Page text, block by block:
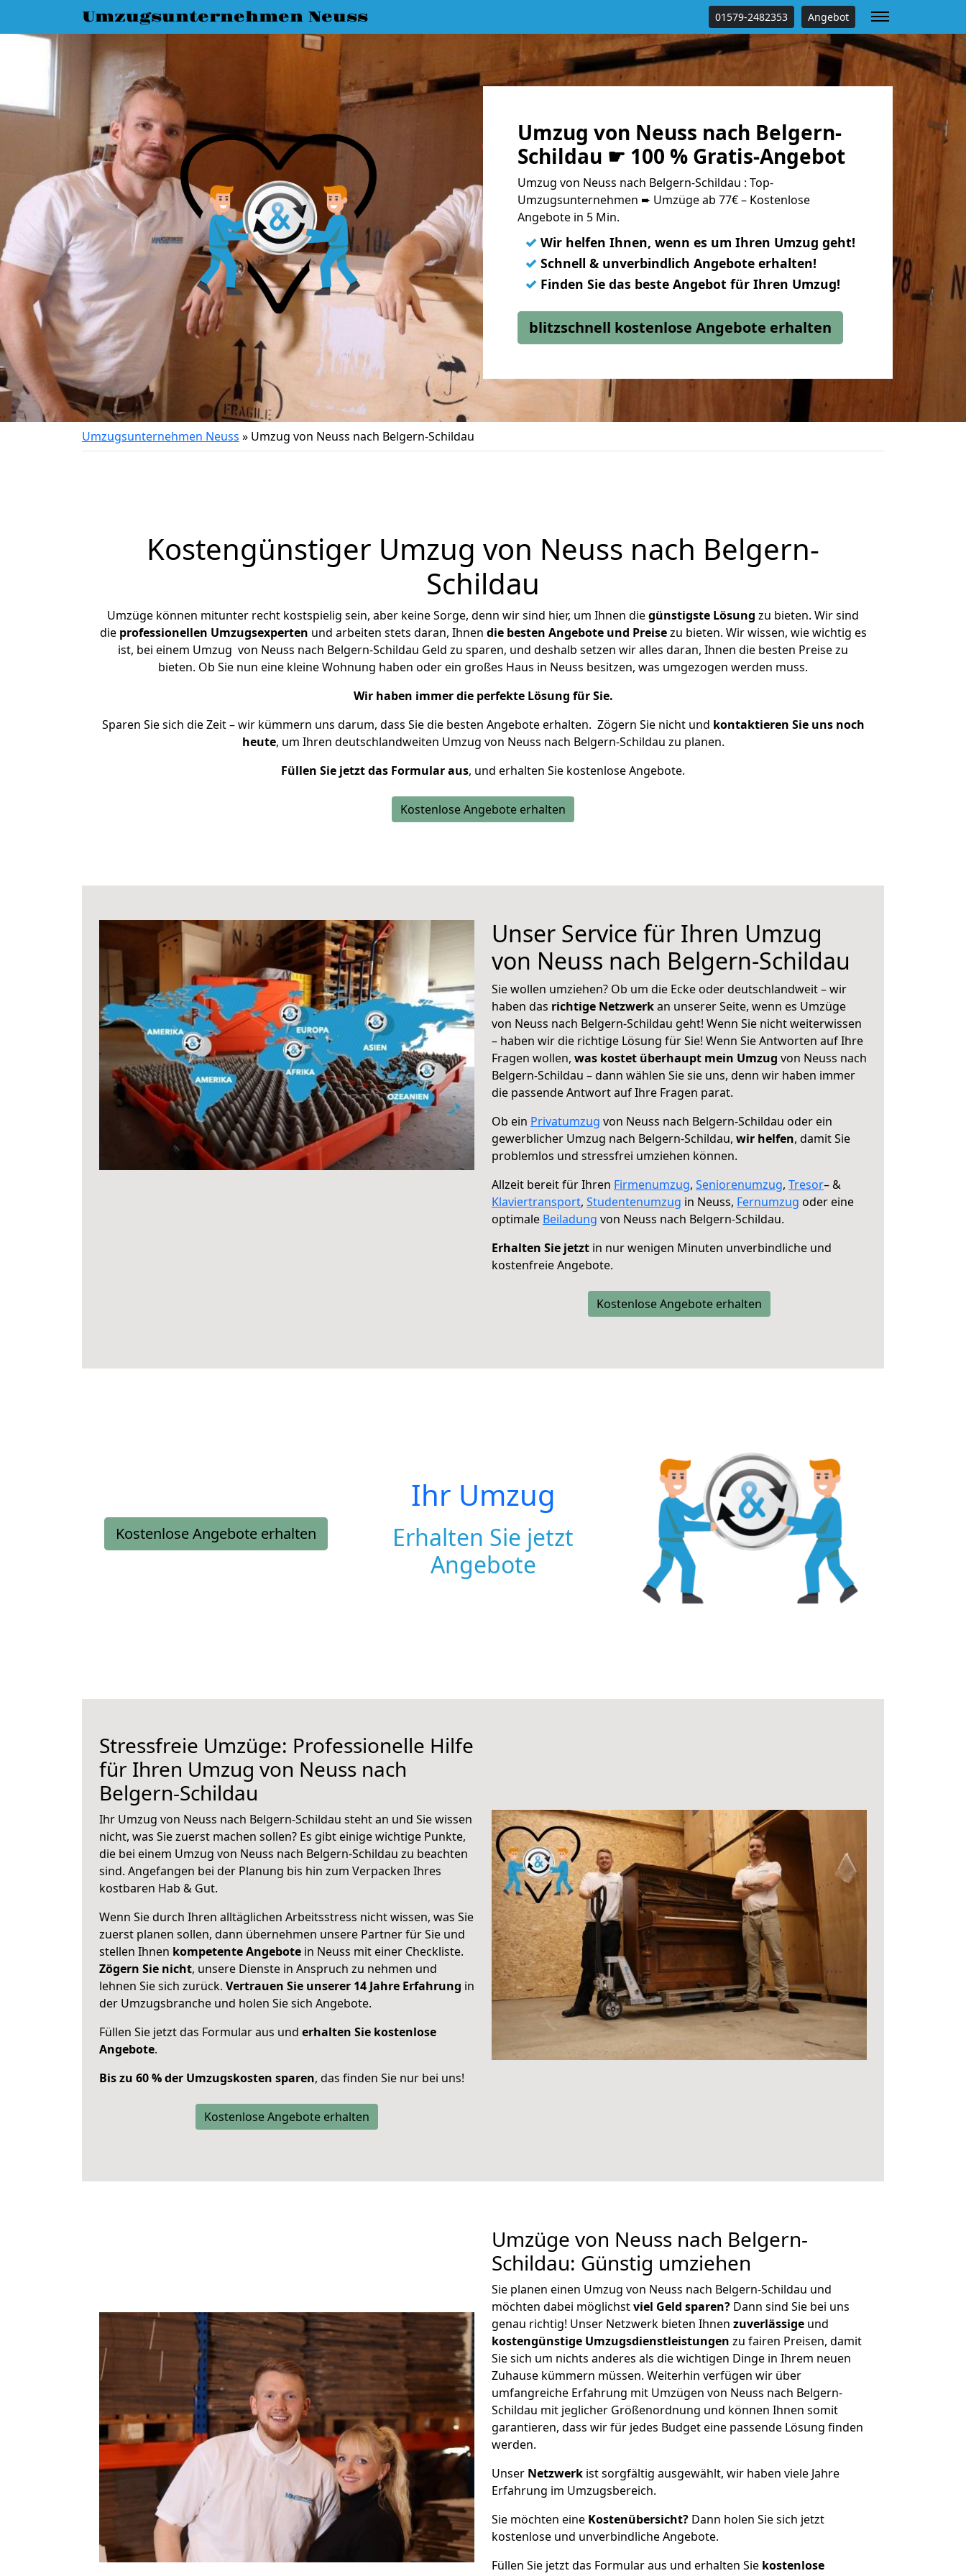
Umzugsunternehmen Neuss 01579-2482353 Angebot
Umzug von Neuss nach Belgern-
Schildau ☛ 100 % Gratis-Angebot
Umzug von Neuss nach Belgern-Schildau : Top-
Umzugsunternehmen ➨ Umzüge ab 77€ – Kostenlose
Angebote in 5 Min.
✓ Wir helfen Ihnen, wenn es um Ihren Umzug geht!
✓ Schnell & unverbindlich Angebote erhalten!
✓ Finden Sie das beste Angebot für Ihren Umzug!
blitzschnell kostenlose Angebote erhalten
Umzugsunternehmen Neuss » Umzug von Neuss nach Belgern-Schildau
Kostengünstiger Umzug von Neuss nach Belgern-
Schildau
Umzüge können mitunter recht kostspielig sein, aber keine Sorge, denn wir sind hier, um Ihnen diegünstigste Lösung zu bieten. Wir sind
die professionellen Umzugsexperten und arbeiten stets daran, Ihnen die besten Angebote und Preisezu bieten. Wir wissen, wie wichtig es
ist, bei einem Umzug von Neuss nach Belgern-Schildau Geld zu sparen, und deshalb setzen wir alles daran, Ihnen die besten Preise zu
bieten. Ob Sie nun eine kleine Wohnung haben oder ein großes Haus in Neuss besitzen, was umgezogen werden muss.
Wir haben immer die perfekte Lösung für Sie.
Sparen Sie sich die Zeit – wir kümmern uns darum, dass Sie die besten Angebote erhalten. Zögern Sie nicht und kontaktieren Sie uns noch
heute, um Ihren deutschlandweiten Umzug von Neuss nach Belgern-Schildau zu planen.
Füllen Sie jetzt das Formular aus, und erhalten Sie kostenlose Angebote.
Kostenlose Angebote erhalten
Unser Service für Ihren Umzug
von Neuss nach Belgern-Schildau
Sie wollen umziehen? Ob um die Ecke oder deutschlandweit – wir
haben das richtige Netzwerkan unserer Seite, wenn es Umzüge
von Neuss nach Belgern-Schildau geht! Wenn Sie nicht weiterwissen
– haben wir die richtige Lösung für Sie! Wenn Sie Antworten auf Ihre
Fragen wollen, was kostet überhaupt mein Umzug von Neuss nach
Belgern-Schildau – dann wählen Sie sie uns, denn wir haben immer
die passende Antwort auf Ihre Fragen parat.
Ob ein Privatumzug von Neuss nach Belgern-Schildau oder ein
gewerblicher Umzug nach Belgern-Schildau, wir helfen, damit Sie
problemlos und stressfrei umziehen können.
Allzeit bereit für Ihren Firmenumzug, Seniorenumzug, Tresor– &
Klaviertransport, Studentenumzug in Neuss, Fernumzug oder eine
optimale Beiladung von Neuss nach Belgern-Schildau.
Erhalten Sie jetzt in nur wenigen Minuten unverbindliche und
kostenfreie Angebote.
Kostenlose Angebote erhalten
Kostenlose Angebote erhalten
Ihr Umzug
Erhalten Sie jetzt
Angebote
Stressfreie Umzüge: Professionelle Hilfe
für Ihren Umzug von Neuss nach
Belgern-Schildau
Ihr Umzug von Neuss nach Belgern-Schildau steht an und Sie wissen
nicht, was Sie zuerst machen sollen? Es gibt einige wichtige Punkte,
die bei einem Umzug von Neuss nach Belgern-Schildau zu beachten
sind. Angefangen bei der Planung bis hin zum Verpacken Ihres
kostbaren Hab & Gut.
Wenn Sie durch Ihren alltäglichen Arbeitsstress nicht wissen, was Sie
zuerst planen sollen, dann übernehmen unsere Partner für Sie und
stellen Ihnen kompetente Angebote in Neuss mit einer Checkliste.
Zögern Sie nicht, unsere Dienste in Anspruch zu nehmen und
lehnen Sie sich zurück. Vertrauen Sie unserer 14 Jahre Erfahrung in
der Umzugsbranche und holen Sie sich Angebote.
Füllen Sie jetzt das Formular aus und erhalten Sie kostenlose
Angebote.
Bis zu 60 % der Umzugskosten sparen, das finden Sie nur bei uns!
Kostenlose Angebote erhalten
Umzüge von Neuss nach Belgern-
Schildau: Günstig umziehen
Sie planen einen Umzug von Neuss nach Belgern-Schildau und
möchten dabei möglichstviel Geld sparen? Dann sind Sie bei uns
genau richtig! Unser Netzwerk bieten Ihnen zuverlässige und
kostengünstige Umzugsdienstleistungen zu fairen Preisen, damit
Sie sich um nichts anderes als die wichtigen Dinge in Ihrem neuen
Zuhause kümmern müssen. Weiterhin verfügen wir über
umfangreiche Erfahrung mit Umzügen von Neuss nach Belgern-
Schildau mit jeglicher Größenordnung und können Ihnen somit
garantieren, dass wir für jedes Budget eine passende Lösung finden
werden.
Unser Netzwerk ist sorgfältig ausgewählt, wir haben viele Jahre
Erfahrung im Umzugsbereich.
Sie möchten eine Kostenübersicht? Dann holen Sie sich jetzt
kostenlose und unverbindliche Angebote.
Füllen Sie jetzt das Formular aus und erhalten Sie kostenlose